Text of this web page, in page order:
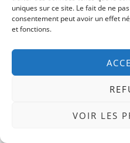
uniques sur ce site. Le fait de ne
consentement peut avoir un effet
et fonctions.
VOIR LES
de retours
temps de
fait toute la
été un vrai déclic
reconversion dans